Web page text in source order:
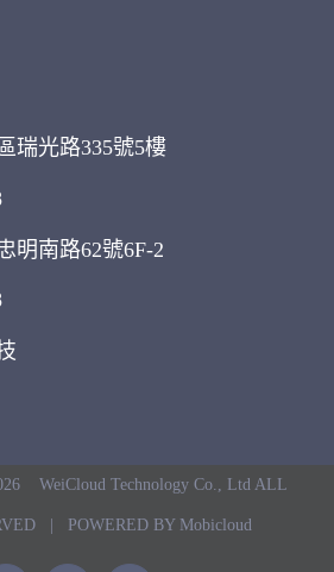
瑞光路335號5樓
明南路62號6F-2
WeiCloud Technology Co., Ltd ALL
| POWERED BY Mobicloud